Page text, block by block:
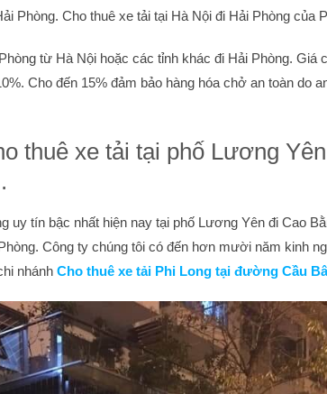
Phòng. Cho thuê xe tải tại Hà Nội đi Hải Phòng của
từ Hà Nội hoặc các tỉnh khác đi Hải Phòng. Giá
Cho đến 15% đảm bảo hàng hóa chở an toàn do
thuê xe tải tại phố Lương
uy tín bậc nhất hiện nay tại phố Lương Yên đi Cao
Công ty chúng tôi có đến hơn mười năm kinh
nhánh Cho thuê xe tải Phi Long tại đường Cầu